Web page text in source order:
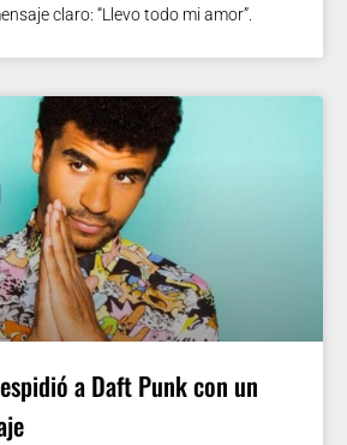
claro: “Llevo todo mi amor”.
a Daft Punk con un